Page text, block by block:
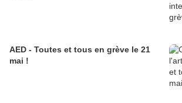
AED - Toutes et tous en grève le 21
mai !